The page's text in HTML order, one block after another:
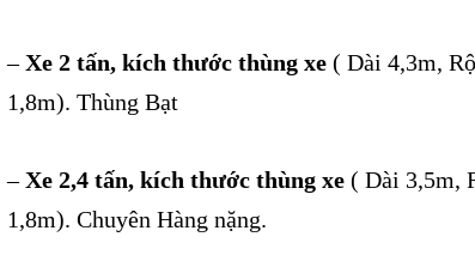
–Xe 2 tấn, kích thước thùng xe ( Dài 4,3m,
1,8m). Thùng Bạt
–Xe 2,4 tấn, kích thước thùng xe ( Dài 3,5m,
1,8m). Chuyên Hàng nặng.